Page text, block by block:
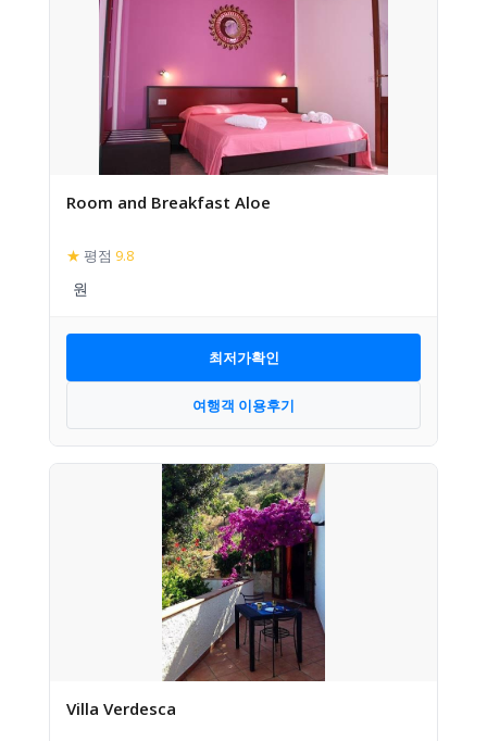
Room and Breakfast Aloe
★ 평점 9.8
최저가확인
여행객 이용후기
Villa Verdesca